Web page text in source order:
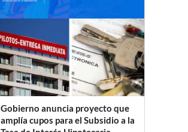
Gobierno anuncia proyecto que
amplía cupos para el Subsidio a la